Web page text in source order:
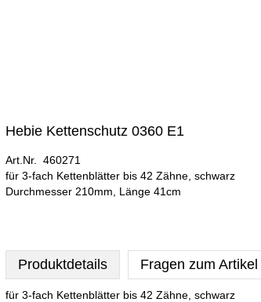
Hebie Kettenschutz 0360 E1
Art.Nr. 460271
für 3-fach Kettenblätter bis 42 Zähne, schwarz
Durchmesser 210mm, Länge 41cm
Produktdetails Fragen zum Artikel
für 3-fach Kettenblätter bis 42 Zähne, schwarz